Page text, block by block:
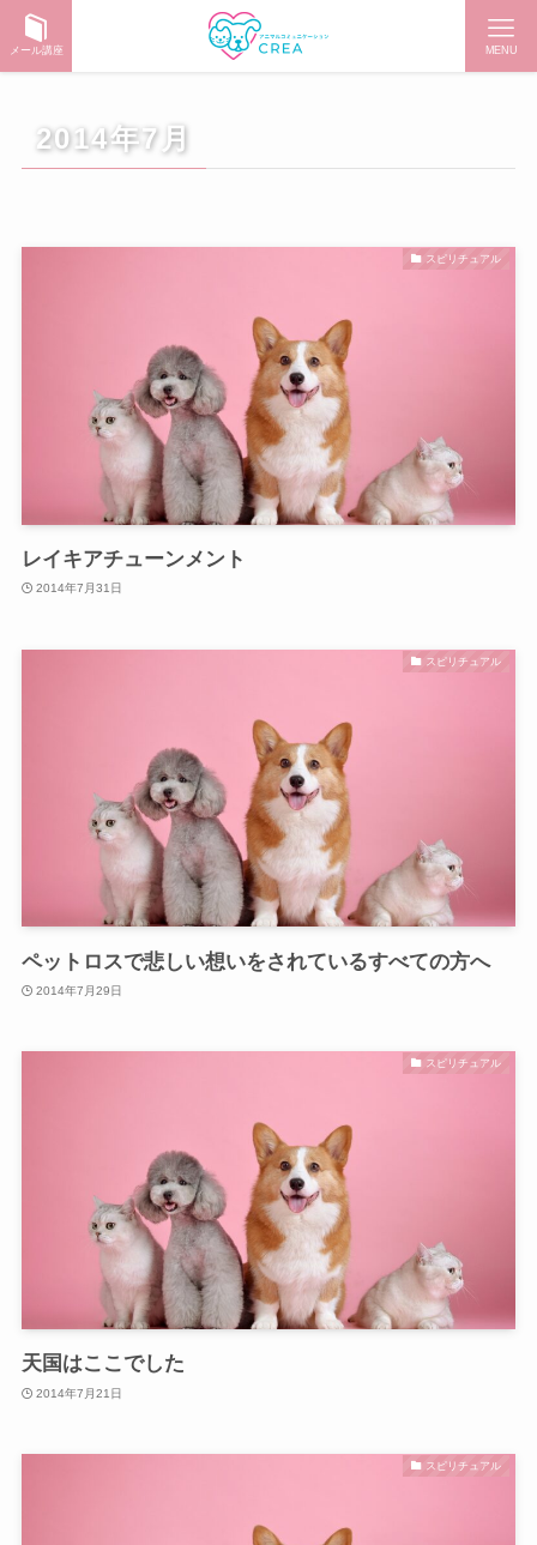
メール講座 MENU
2014年7月
スピリチュアル
レイキアチューンメント
2014年7月31日
スピリチュアル
ペットロスで悲しい想いをされているすべての方へ
2014年7月29日
スピリチュアル
天国はここでした
2014年7月21日
スピリチュアル